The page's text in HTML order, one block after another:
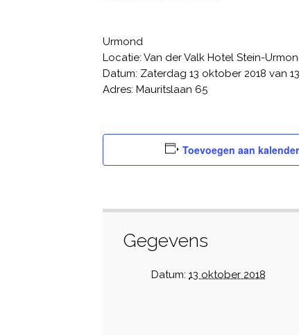
Urmond
Locatie: Van der Valk Hotel Stein-
Datum: Zaterdag 13 oktober 2018 van
Adres: Mauritslaan 65
Toevoegen aan kalender
Gegevens
Datum: 13 oktober 2018